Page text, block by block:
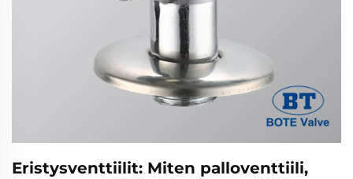
Eristysventtiilit: Miten palloventtiili,